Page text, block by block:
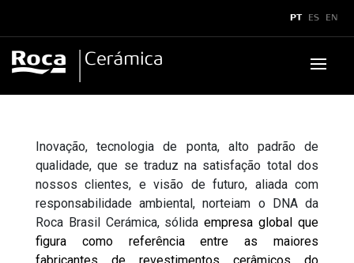
PT ES EN
Downloads
Boletins e Manuais
Sustentabilidade
Catálogos
Assistência Técnica
Assistência Técnica
Showroom
Inovação, tecnologia de ponta, alto padrão de
qualidade, que se traduz na satisfação total dos
nossos clientes, e visão de futuro, aliada com
responsabilidade ambiental, norteiam o DNA da
Roca Brasil Cerámica, sólidaempresa global que
figura como referência entre as maiores